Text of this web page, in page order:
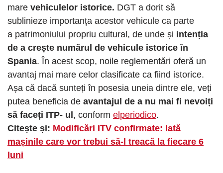
mare vehiculelor istorice. DGT a dorit să
sublinieze importanța acestor vehicule ca parte
a patrimoniului propriu cultural, de unde și intenția
de a crește numărul de vehicule istorice în
Spania. În acest scop, noile reglementări oferă un
avantaj mai mare celor clasificate ca fiind istorice.
Așa că dacă sunteți în posesia uneia dintre ele, veți
putea beneficia de avantajul de a nu mai fi nevoiți
să faceți ITP- ul, conform elperiodico.
Citește și: Modificări ITV confirmate: Iată
mașinile care vor trebui să-l treacă la fiecare 6
luni